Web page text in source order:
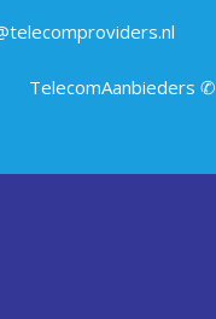
TelecomAanbieders ✆